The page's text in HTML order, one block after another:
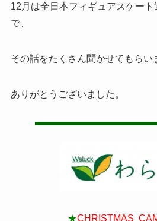
12月は全日本フィギュアスケー
で、
その話をたくさん聞かせてもらい
ありがとうございました。
★CHRISTMAS